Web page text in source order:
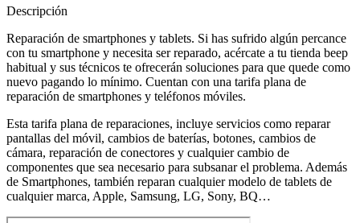
Descripción
Reparación de smartphones y tablets. Si has sufrido algún percance
con tu smartphone y necesita ser reparado, acércate a tu tienda beep
habitual y sus técnicos te ofrecerán soluciones para que quede como
nuevo pagando lo mínimo. Cuentan con una tarifa plana de
reparación de smartphones y teléfonos móviles.
Esta tarifa plana de reparaciones, incluye servicios como reparar
pantallas del móvil, cambios de baterías, botones, cambios de
cámara, reparación de conectores y cualquier cambio de
componentes que sea necesario para subsanar el problema. Además
de Smartphones, también reparan cualquier modelo de tablets de
cualquier marca, Apple, Samsung, LG, Sony, BQ…